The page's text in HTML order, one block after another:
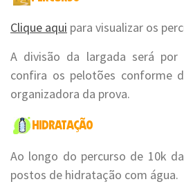
Clique aqui para visualizar os
A divisão da largada será por
confira os pelotões conforme
organizadora da prova.
Ao longo do percurso de 10k
postos de hidratação com água.